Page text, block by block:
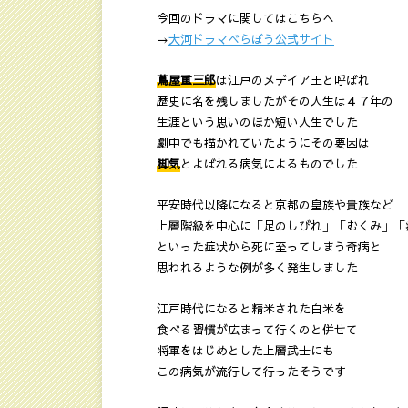
今回のドラマに関してはこちらへ
→大河ドラマべらぼう公式サイト
蔦屋重三郎は江戸のメデイア王と呼ばれ
歴史に名を残しましたがその人生は４７年の
生涯という思いのほか短い人生でした
劇中でも描かれていたようにその要因は
脚気とよばれる病気によるものでした
平安時代以降になると京都の皇族や貴族など
上層階級を中心に「足のしびれ」「むくみ」
といった症状から死に至ってしまう奇病と
思われるような例が多く発生しました
江戸時代になると精米された白米を
食べる習慣が広まって行くのと併せて
将軍をはじめとした上層武士にも
この病気が流行して行ったそうです